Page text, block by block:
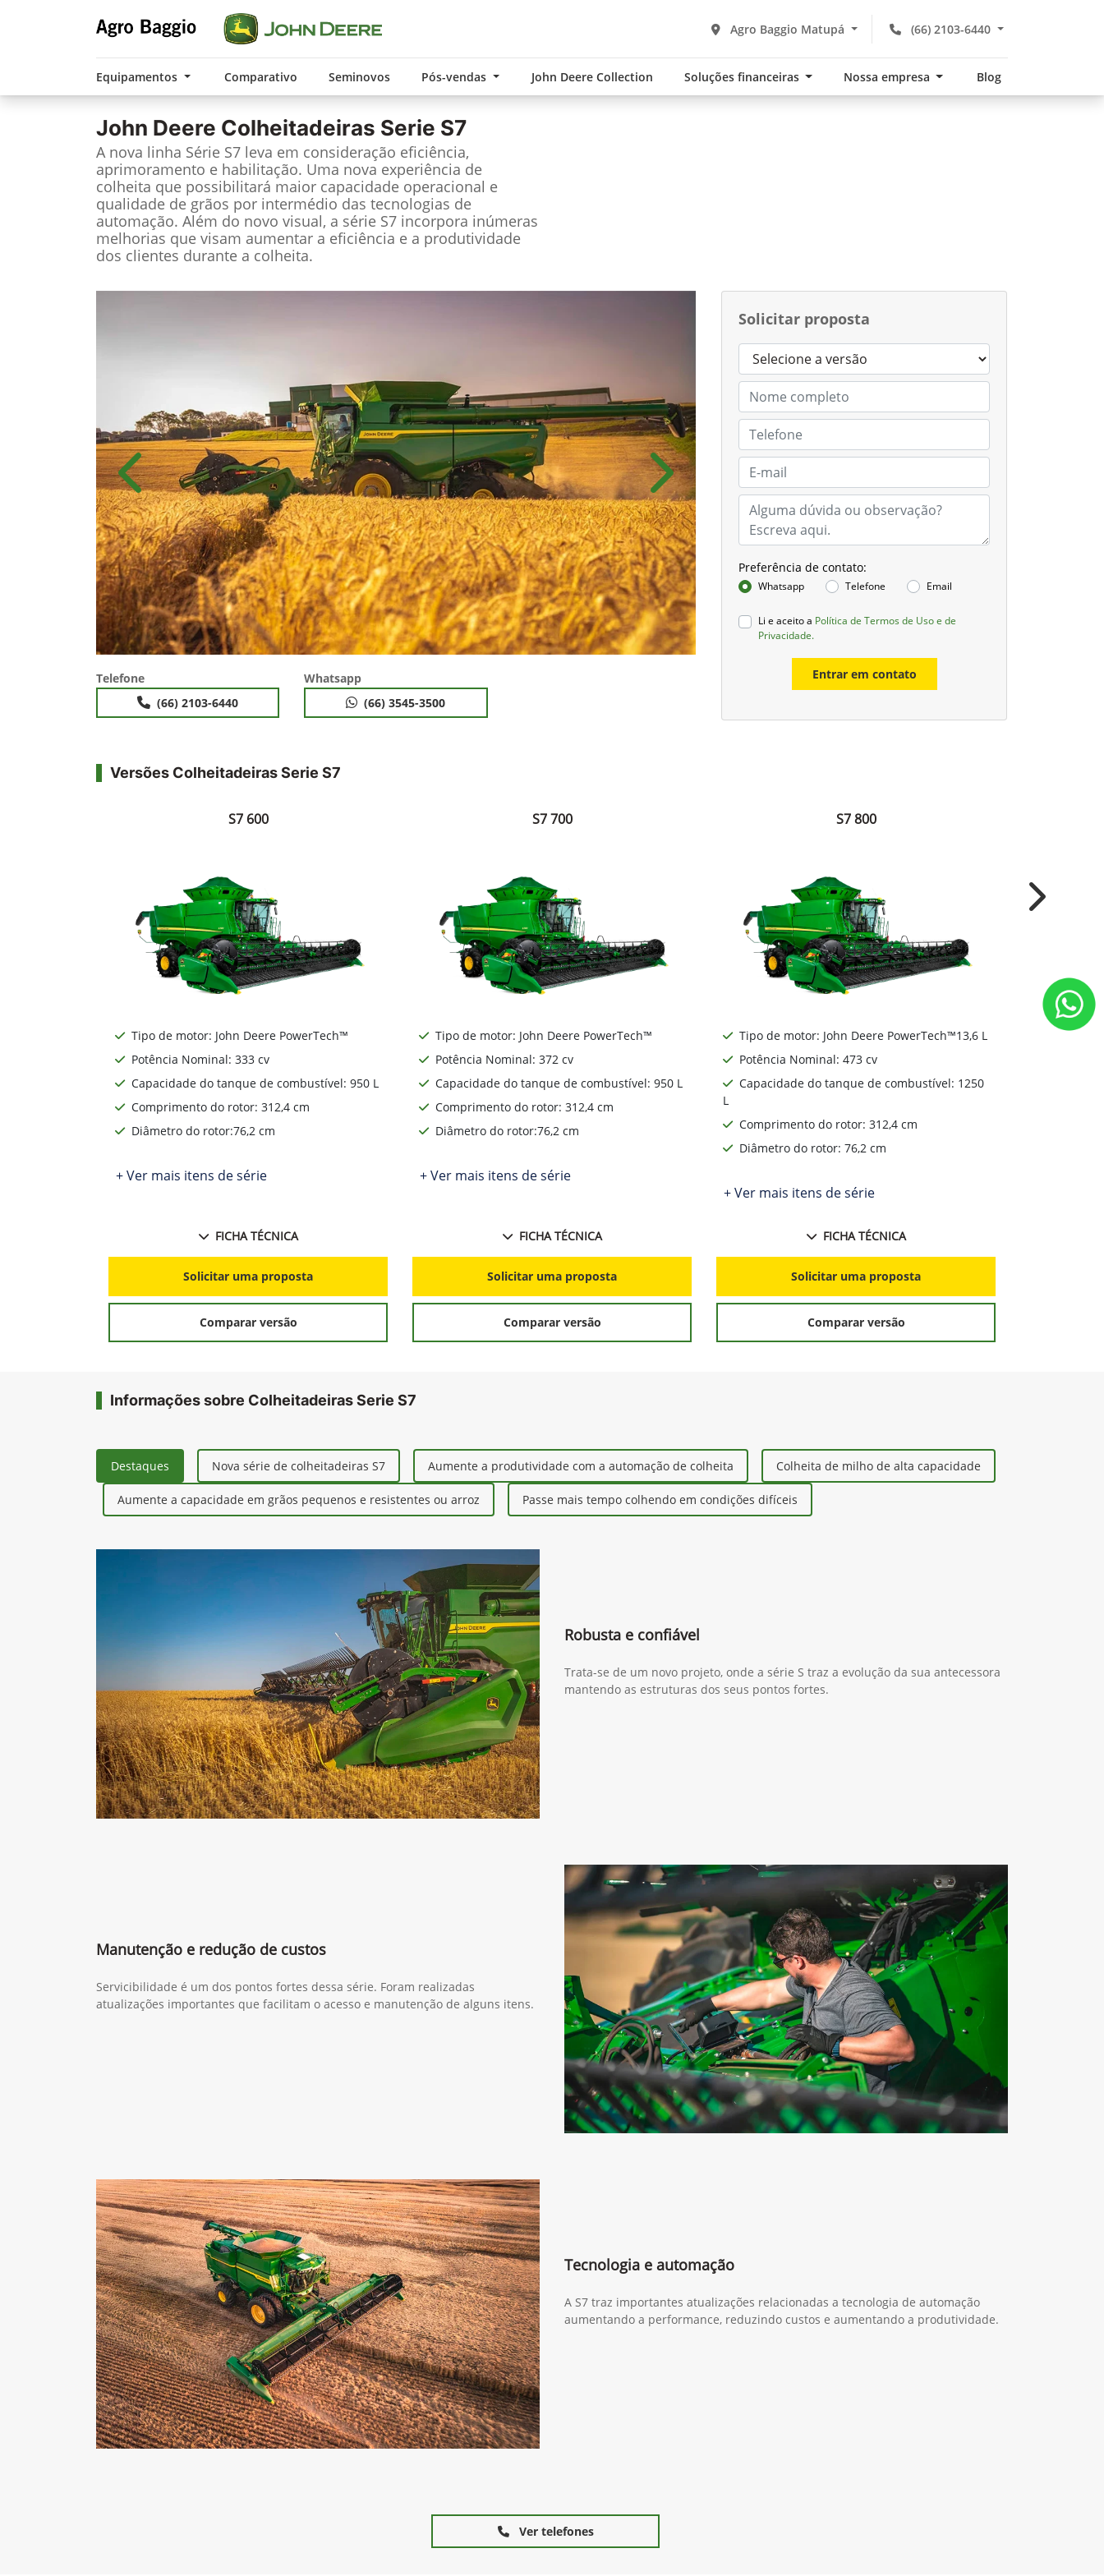
(66) 2103-6440
Agro Baggio Matupá
Equipamentos Comparativo Seminovos Pós-vendas John Deere Collection Soluções financeiras Nossa empresa Blog
John Deere Colheitadeiras Serie S7
A nova linha Série S7 leva em consideração eficiência,
aprimoramento e habilitação. Uma nova experiência de
colheita que possibilitará maior capacidade operacional e
qualidade de grãos por intermédio das tecnologias de
automação. Além do novo visual, a série S7 incorpora inúmeras
melhorias que visam aumentar a eficiência e a produtividade
dos clientes durante a colheita.
Solicitar proposta
Preferência de contato:
Whatsapp Telefone Email
Li e aceito a Política de Termos de Uso e de
Privacidade.
Entrar em contato
Anterior Próximo
Telefone
(66) 2103-6440
Whatsapp
(66) 3545-3500
Versões Colheitadeiras Serie S7
S7 600
Tipo de motor: John Deere PowerTech™
Potência Nominal: 333 cv
Capacidade do tanque de combustível: 950 L
Comprimento do rotor: 312,4 cm
Diâmetro do rotor:76,2 cm
+ Ver mais itens de série
FICHA TÉCNICA
Solicitar uma proposta
Comparar versão
S7 700
Tipo de motor: John Deere PowerTech™
Potência Nominal: 372 cv
Capacidade do tanque de combustível: 950 L
Comprimento do rotor: 312,4 cm
Diâmetro do rotor:76,2 cm
+ Ver mais itens de série
FICHA TÉCNICA
Solicitar uma proposta
Comparar versão
S7 800
Tipo de motor: John Deere PowerTech™13,6 L
Potência Nominal: 473 cv
Capacidade do tanque de combustível: 1250
L
Comprimento do rotor: 312,4 cm
Diâmetro do rotor: 76,2 cm
+ Ver mais itens de série
FICHA TÉCNICA
Solicitar uma proposta
Comparar versão
Tipo de
Next
Informações sobre Colheitadeiras Serie S7
Destaques Nova série de colheitadeiras S7 Aumente a produtividade com a automação de colheita Colheita de milho de alta capacidade
Aumente a capacidade em grãos pequenos e resistentes ou arroz Passe mais tempo colhendo em condições difíceis
Robusta e confiável
Trata-se de um novo projeto, onde a série S traz a evolução da sua antecessora
mantendo as estruturas dos seus pontos fortes.
Manutenção e redução de custos
Servicibilidade é um dos pontos fortes dessa série. Foram realizadas
atualizações importantes que facilitam o acesso e manutenção de alguns itens.
Tecnologia e automação
A S7 traz importantes atualizações relacionadas a tecnologia de automação
aumentando a performance, reduzindo custos e aumentando a produtividade.
Ver telefones